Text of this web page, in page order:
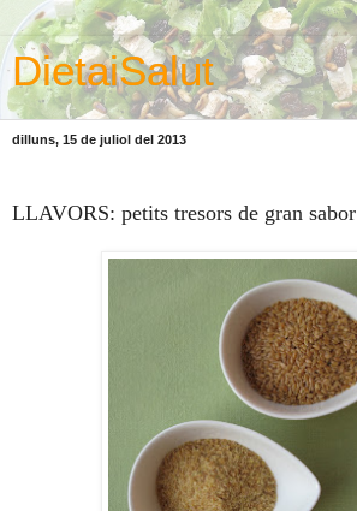
DietaiSalut
dilluns, 15 de juliol del 2013
LLAVORS: petits tresors de gran sabor